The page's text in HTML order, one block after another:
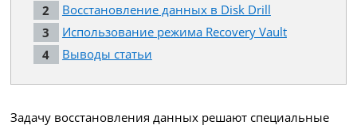
Восстановление данных в Disk Drill
Использование режима Recovery Vault
Выводы статьи
Задачу восстановления данных решают специальные